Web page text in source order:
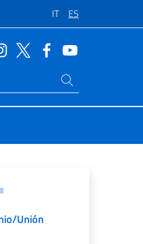
IT ES
live
Unión